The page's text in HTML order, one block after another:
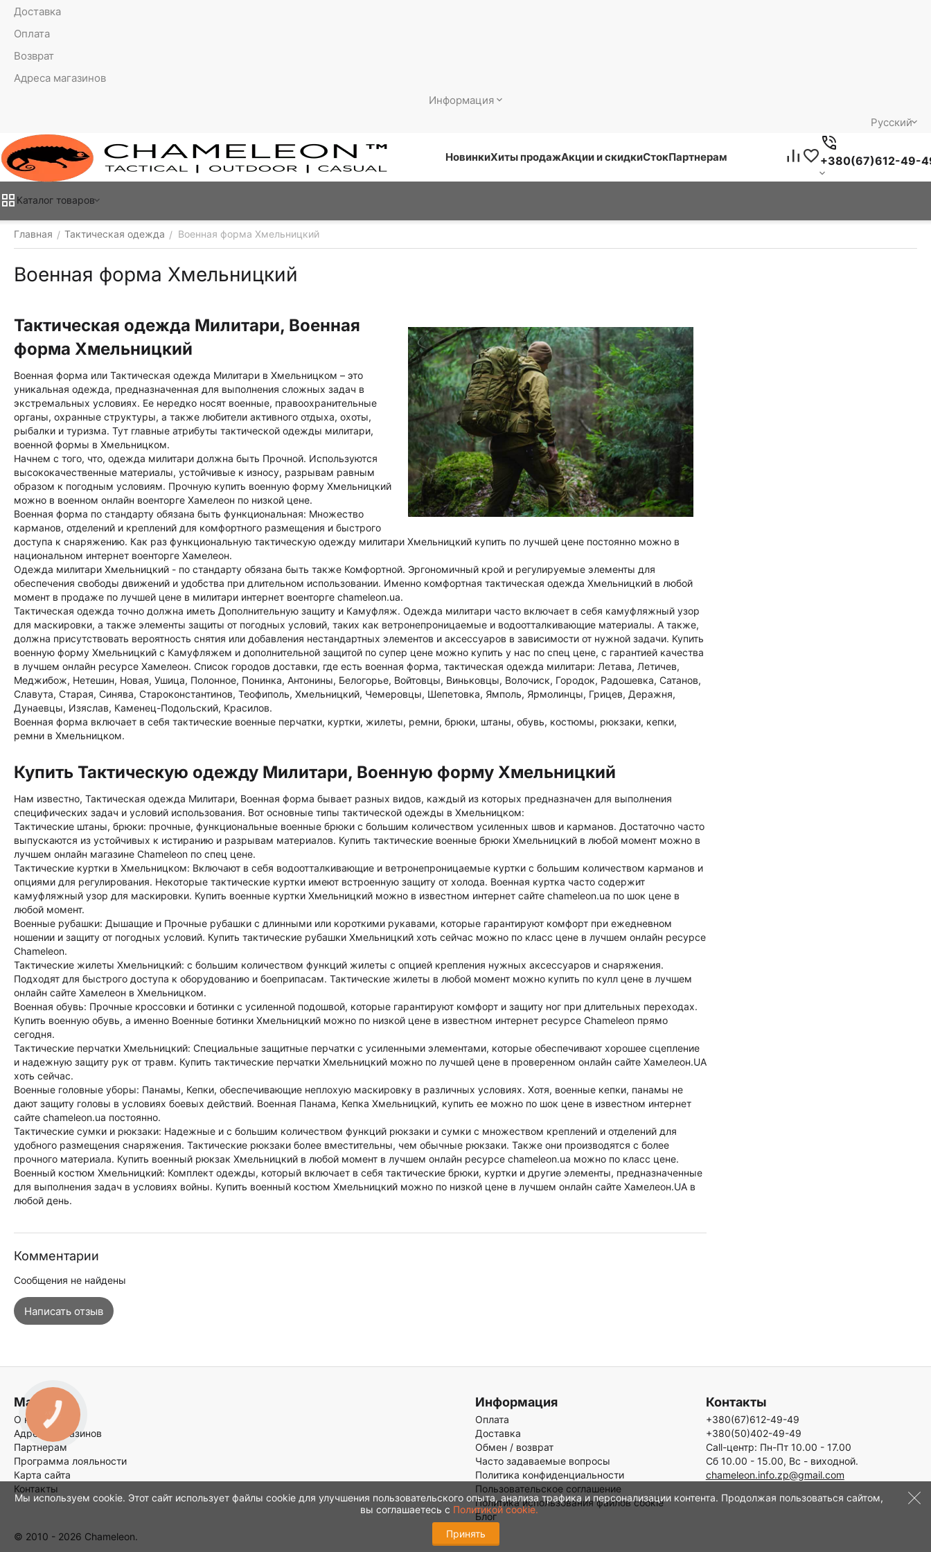
Доставка
Оплата
Возврат
Адреса магазинов
Информация
Русский
НовинкиХиты продажАкции и скидкиСтокПартнерам +380(67)612-49-
Каталог товаров
Главная / Тактическая одежда / Военная форма Хмельницкий
Военная форма Хмельницкий
Тактическая одежда Милитари, Военная
форма Хмельницкий
Военная форма или Тактическая одежда Милитари в Хмельницком – это
уникальная одежда, предназначенная для выполнения сложных задач в
экстремальных условиях. Ее нередко носят военные, правоохранительные
органы, охранные структуры, а также любители активного отдыха, охоты,
рыбалки и туризма. Тут главные атрибуты тактической одежды милитари,
военной формы в Хмельницком.
Начнем с того, что, одежда милитари должна быть Прочной. Используются
высококачественные материалы, устойчивые к износу, разрывам равным
образом к погодным условиям. Прочную купить военную форму Хмельницкий
можно в военном онлайн военторге Хамелеон по низкой цене.
Военная форма по стандарту обязана быть функциональная: Множество
карманов, отделений и креплений для комфортного размещения и быстрого
доступа к снаряжению. Как раз функциональную тактическую одежду милитари Хмельницкий купить по лучшей цене постоянно можно в
национальном интернет военторге Хамелеон.
Одежда милитари Хмельницкий - по стандарту обязана быть также Комфортной. Эргономичный крой и регулируемые элементы для
обеспечения свободы движений и удобства при длительном использовании. Именно комфортная тактическая одежда Хмельницкий в любой
момент в продаже по лучшей цене в милитари интернет военторге chameleon.ua.
Тактическая одежда точно должна иметь Дополнительную защиту и Камуфляж. Одежда милитари часто включает в себя камуфляжный узор
для маскировки, а также элементы защиты от погодных условий, таких как ветронепроницаемые и водоотталкивающие материалы. А также,
должна присутствовать вероятность снятия или добавления нестандартных элементов и аксессуаров в зависимости от нужной задачи. Купить
военную форму Хмельницкий с Камуфляжем и дополнительной защитой по супер цене можно купить у нас по спец цене, с гарантией качества
в лучшем онлайн ресурсе Хамелеон. Список городов доставки, где есть военная форма, тактическая одежда милитари: Летава, Летичев,
Меджибож, Нетешин, Новая, Ушица, Полонное, Понинка, Антонины, Белогорье, Войтовцы, Виньковцы, Волочиск, Городок, Радошевка, Сатанов,
Славута, Старая, Синява, Староконстантинов, Теофиполь, Хмельницкий, Чемеровцы, Шепетовка, Ямполь, Ярмолинцы, Грицев, Деражня,
Дунаевцы, Изяслав, Каменец-Подольский, Красилов.
Военная форма включает в себя тактические военные перчатки, куртки, жилеты, ремни, брюки, штаны, обувь, костюмы, рюкзаки, кепки,
ремни в Хмельницком.
Купить Тактическую одежду Милитари, Военную форму Хмельницкий
Нам известно, Тактическая одежда Милитари, Военная форма бывает разных видов, каждый из которых предназначен для выполнения
специфических задач и условий использования. Вот основные типы тактической одежды в Хмельницком:
Тактические штаны, брюки: прочные, функциональные военные брюки с большим количеством усиленных швов и карманов. Достаточно часто
выпускаются из устойчивых к истиранию и разрывам материалов. Купить тактические военные брюки Хмельницкий в любой момент можно в
лучшем онлайн магазине Chameleon по спец цене.
Тактические куртки в Хмельницком: Включают в себя водоотталкивающие и ветронепроницаемые куртки с большим количеством карманов и
опциями для регулирования. Некоторые тактические куртки имеют встроенную защиту от холода. Военная куртка часто содержит
камуфляжный узор для маскировки. Купить военные куртки Хмельницкий можно в известном интернет сайте chameleon.ua по шок цене в
любой момент.
Военные рубашки: Дышащие и Прочные рубашки с длинными или короткими рукавами, которые гарантируют комфорт при ежедневном
ношении и защиту от погодных условий. Купить тактические рубашки Хмельницкий хоть сейчас можно по класс цене в лучшем онлайн ресурсе
Chameleon.
Тактические жилеты Хмельницкий: с большим количеством функций жилеты с опцией крепления нужных аксессуаров и снаряжения.
Подходят для быстрого доступа к оборудованию и боеприпасам. Тактические жилеты в любой момент можно купить по кулл цене в лучшем
онлайн сайте Хамелеон в Хмельницком.
Военная обувь: Прочные кроссовки и ботинки с усиленной подошвой, которые гарантируют комфорт и защиту ног при длительных переходах.
Купить военную обувь, а именно Военные ботинки Хмельницкий можно по низкой цене в известном интернет ресурсе Chameleon прямо
сегодня.
Тактические перчатки Хмельницкий: Специальные защитные перчатки с усиленными элементами, которые обеспечивают хорошее сцепление
и надежную защиту рук от травм. Купить тактические перчатки Хмельницкий можно по лучшей цене в проверенном онлайн сайте Хамелеон.UA
хоть сейчас.
Военные головные уборы: Панамы, Кепки, обеспечивающие неплохую маскировку в различных условиях. Хотя, военные кепки, панамы не
дают защиту головы в условиях боевых действий. Военная Панама, Кепка Хмельницкий, купить ее можно по шок цене в известном интернет
сайте chameleon.ua постоянно.
Тактические сумки и рюкзаки: Надежные и с большим количеством функций рюкзаки и сумки с множеством креплений и отделений для
удобного размещения снаряжения. Тактические рюкзаки более вместительны, чем обычные рюкзаки. Также они производятся с более
прочного материала. Купить военный рюкзак Хмельницкий в любой момент в лучшем онлайн ресурсе chameleon.ua можно по класс цене.
Военный костюм Хмельницкий: Комплект одежды, который включает в себя тактические брюки, куртки и другие элементы, предназначенные
для выполнения задач в условиях войны. Купить военный костюм Хмельницкий можно по низкой цене в лучшем онлайн сайте Хамелеон.UA в
любой день.
Комментарии
Сообщения не найдены
Написать отзыв
Магазин
О нас
Адреса магазинов
Партнерам
Программа лояльности
Карта сайта
Контакты
Информация
Оплата
Доставка
Обмен / возврат
Часто задаваемые вопросы
Политика конфиденциальности
Пользовательское соглашение
Политика использования файлов cookie
Блог
Контакты
+380(67)612-49-49
+380(50)402-49-49
Call-центр: Пн-Пт 10.00 - 17.00
Сб 10.00 - 15.00, Вс - виходной.
chameleon.info.zp@gmail.com
© 2010 - 2026 Chameleon.
Мы используем cookie. Этот сайт использует файлы cookie для улучшения пользовательского опыта, анализа трафика и персонализации контента. Продолжая пользоваться сайтом,
вы соглашаетесь с Политикой cookie.
Принять
КНОПКА
ЗВ'ЯЗКУ